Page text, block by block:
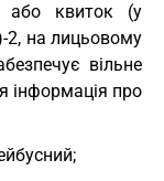
або квиток (у
2, на лицьовому
вільне
інформація про